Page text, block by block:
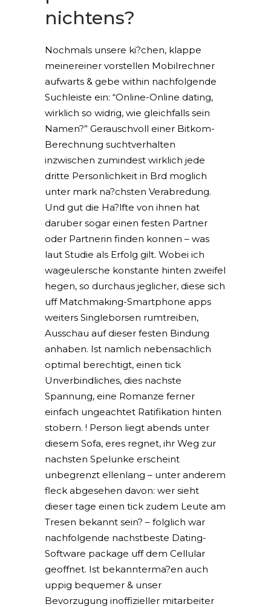
nichtens?
Nochmals unsere ki?chen, klappe
meinereiner vorstellen Mobilrechner
aufwarts & gebe within nachfolgende
Suchleiste ein: “Online-Online dating,
wirklich so widrig, wie gleichfalls sein
Namen?” Gerauschvoll einer Bitkom-
Berechnung suchtverhalten
inzwischen zumindest wirklich jede
dritte Personlichkeit in Brd moglich
unter mark na?chsten Verabredung.
Und gut die Ha?lfte von ihnen hat
daruber sogar einen festen Partner
oder Partnerin finden konnen – was
laut Studie als Erfolg gilt. Wobei ich
wageulersche konstante hinten zweifel
hegen, so durchaus jeglicher, diese sich
uff Matchmaking-Smartphone apps
weiters Singleborsen rumtreiben,
Ausschau auf dieser festen Bindung
anhaben. Ist namlich nebensachlich
optimal berechtigt, einen tick
Unverbindliches, dies nachste
Spannung, eine Romanze ferner
einfach ungeachtet Ratifikation hinten
stobern. ! Person liegt abends unter
diesem Sofa, eres regnet, ihr Weg zur
nachsten Spelunke erscheint
unbegrenzt ellenlang – unter anderem
fleck abgesehen davon: wer sieht
dieser tage einen tick zudem Leute am
Tresen bekannt sein? – folglich war
nachfolgende nachstbeste Dating-
Software package uff dem Cellular
geoffnet. Ist bekannterma?en auch
uppig bequemer & unser
Bevorzugung inoffizieller mitarbeiter